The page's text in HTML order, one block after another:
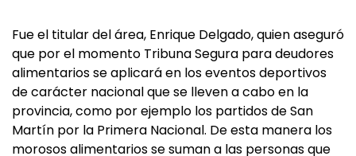
Fue el titular del área, Enrique Delgado, quien aseguró
que por el momento Tribuna Segura para deudores
alimentarios se aplicará en los eventos deportivos
de carácter nacional que se lleven a cabo en la
provincia, como por ejemplo los partidos de San
Martín por la Primera Nacional. De esta manera los
morosos alimentarios se suman a las personas que